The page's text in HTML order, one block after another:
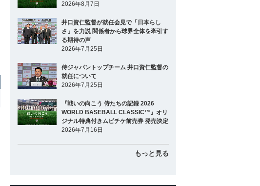
2026年8月7日
井口資仁監督が就任会見で「日本らし
さ」を力説 関係者から球界全体を牽引す
る期待の声
2026年7月25日
侍ジャパントップチーム 井口資仁監督の
就任について
2026年7月25日
『戦いの向こう 侍たちの記録 2026
WORLD BASEBALL CLASSIC™』オリ
ジナル特典付きムビチケ前売券 発売決定
2026年7月16日
もっと見る